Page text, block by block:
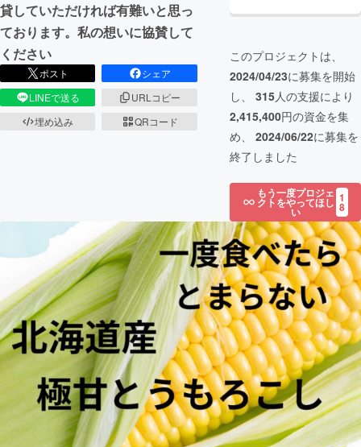
貸していただければ有難いと思っ
ております。私の想いに協賛して
ください
ポスト
シェア
LINEで送る
URLコピー
埋め込み
QRコード
このプロジェクトは、
2024/04/23に募集を開始
し、 315人の支援により
2,415,400円の資金を集
め、 2024/06/22に募集を
終了しました
もう一度プロジェ
クトをやってほし
い
1
8